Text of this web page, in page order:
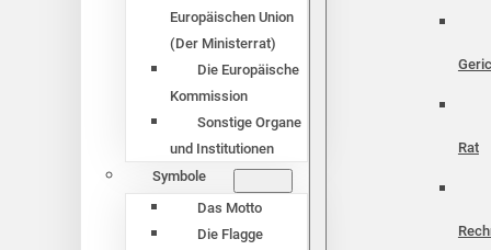
Europäischen Union
(Der Ministerrat)
Die Europäische
Kommission
Sonstige Organe
und Institutionen
Symbole
Das Motto
Die Flagge
Rat